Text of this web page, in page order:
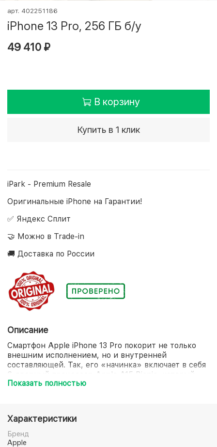
арт. 402251186
iPhone 13 Pro, 256 ГБ б/у
49 410 ₽
В корзину
Купить в 1 клик
iPark - Premium Resale
Оригинальные iPhone на Гарантии!
✅ Яндекс Сплит
🤝 Можно в Trade-in
🚚 Доставка по России
Описание
Смартфон Apple iPhone 13 Pro покорит не только
внешним исполнением, но и внутренней
составляющей. Так, его «начинка» включает в себя
6-ядерный процессор Apple A15 Bionic, который
стоит на страже молниеносной загрузки любого
качество графики, но и устойчивость к
преждевременному образованию повреждений.
Отдельного внимания достойна и система защиты
смартфона Apple iPhone 13 Pro, представленная
Показать полностью
Характеристики
Бренд
Apple